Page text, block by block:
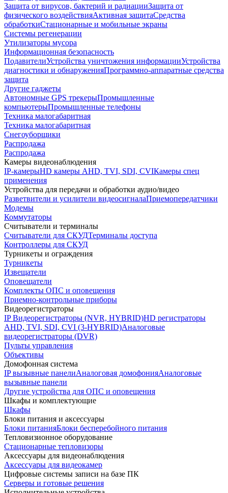
Защита от вирусов, бактерий и радиацииЗащита от
физического воздействияАктивная защитаСредства
обработкиСтационарные и мобильные экраны
Системы регенерации
Утилизаторы мусора
Информационная безопасность
ПодавителиУстройства уничтожения информацииУстройства
диагностики и обнаруженияПрограммно-аппаратные средства
защита
Другие гаджеты
Автономные GPS трекерыПромышленные
компьютерыПромышленные телефоны
Техника малогабаритная
Техника малогабаритная
Снегоуборщики
Распродажа
Распродажа
Камеры видеонаблюдения
IP-камерыHD камеры AHD, TVI, SDI, CVIКамеры спец
применения
Устройства для передачи и обработки аудио/видео
Разветвители и усилители видеосигналаПриемопередатчики
Модемы
Коммутаторы
Считыватели и терминалы
Считыватели для СКУДТерминалы доступа
Контроллеры для СКУД
Турникеты и ограждения
Турникеты
Извещатели
Оповещатели
Комплекты ОПС и оповещения
Приемно-контрольные приборы
Видеорегистраторы
IP Видеорегистраторы (NVR, HYBRID)HD регистраторы
AHD, TVI, SDI, CVI (3-HYBRID)Аналоговые
видеорегистраторы (DVR)
Пульты управления
Объективы
Домофонная система
IP вызывные панелиАналоговая домофонияАналоговые
вызывные панели
Другие устройства для ОПС и оповещения
Шкафы и комплектующие
Шкафы
Блоки питания и аксессуары
Блоки питанияБлоки бесперебойного питания
Тепловизионное оборудование
Стационарные тепловизоры
Аксессуары для видеонаблюдения
Аксессуары для видеокамер
Цифровые системы записи на базе ПК
Серверы и готовые решения